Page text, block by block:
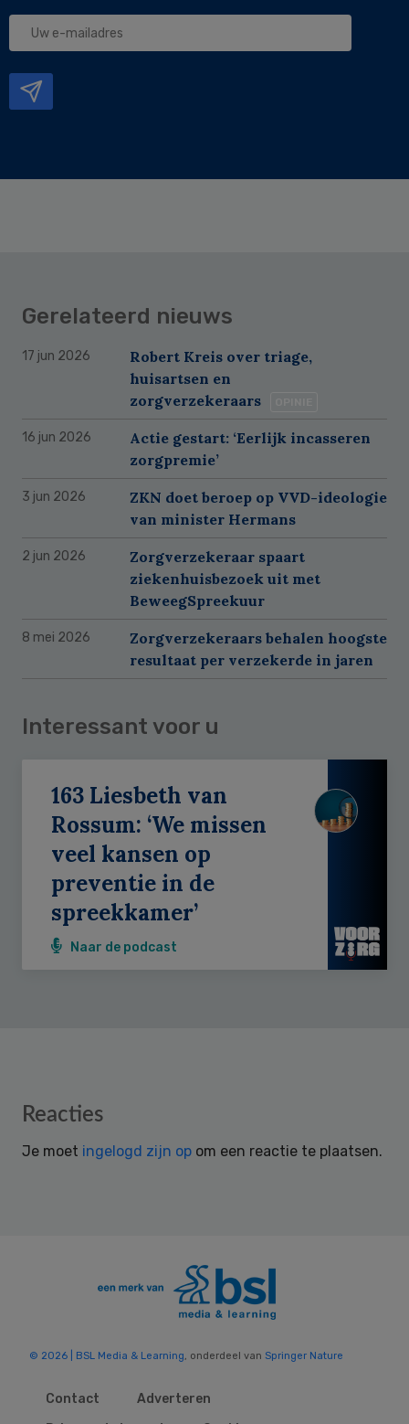
Uw
Gerelateerd nieuws
17 jun 2026
Robert Kreis over triage,
huisartsen en
zorgverzekeraars
16 jun 2026
Actie gestart: ‘Eerlijk incasseren
zorgpremie’
3 jun 2026
ZKN doet beroep op VVD-ideologie
van minister Hermans
2 jun 2026
Zorgverzekeraar spaart
ziekenhuisbezoek uit met
BeweegSpreekuur
8 mei 2026
Zorgverzekeraars behalen hoogste
resultaat per verzekerde in jaren
Interessant voor u
163 Liesbeth van
Rossum: ‘We missen
veel kansen op
preventie in de
spreekkamer’
Naar de podcast
Reader
Reacties
Je moet ingelogd zijn op om een reactie te plaatsen.
© 2026 | BSL Media & Learning, onderdeel van Springer Nature
Contact
Adverteren